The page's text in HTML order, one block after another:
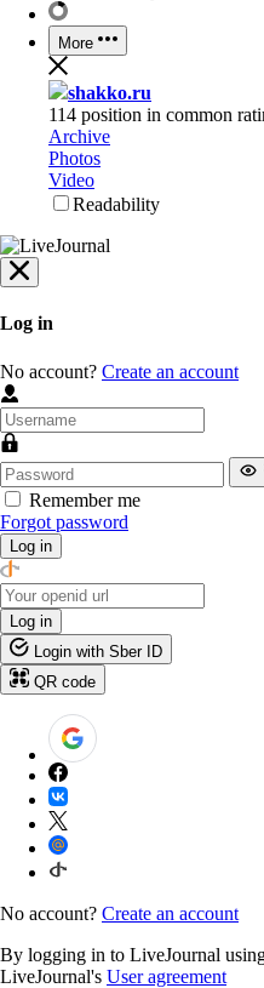
More
shakko.ru
114 position in common
Archive
Photos
Video
Readability
Log in
No account? Create an account
Remember me
Forgot password
Log in
Log in
Login with Sber ID
QR code
No account? Create an account
By logging in to LiveJournal
LiveJournal's User agreement